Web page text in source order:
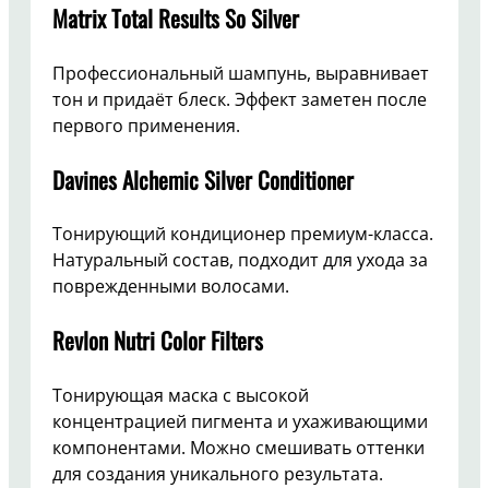
Matrix Total Results So Silver
Профессиональный шампунь, выравнивает
тон и придаёт блеск. Эффект заметен после
первого применения.
Davines Alchemic Silver Conditioner
Тонирующий кондиционер премиум-класса.
Натуральный состав, подходит для ухода за
поврежденными волосами.
Revlon Nutri Color Filters
Тонирующая маска с высокой
концентрацией пигмента и ухаживающими
компонентами. Можно смешивать оттенки
для создания уникального результата.